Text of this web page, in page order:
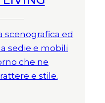
scenografica ed
sedie e mobili
che ne
e stile.